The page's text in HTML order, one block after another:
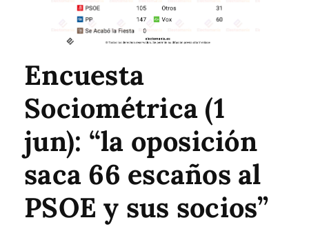
Encuesta
Sociométrica (1
jun): “la oposición
saca 66 escaños al
PSOE y sus socios”